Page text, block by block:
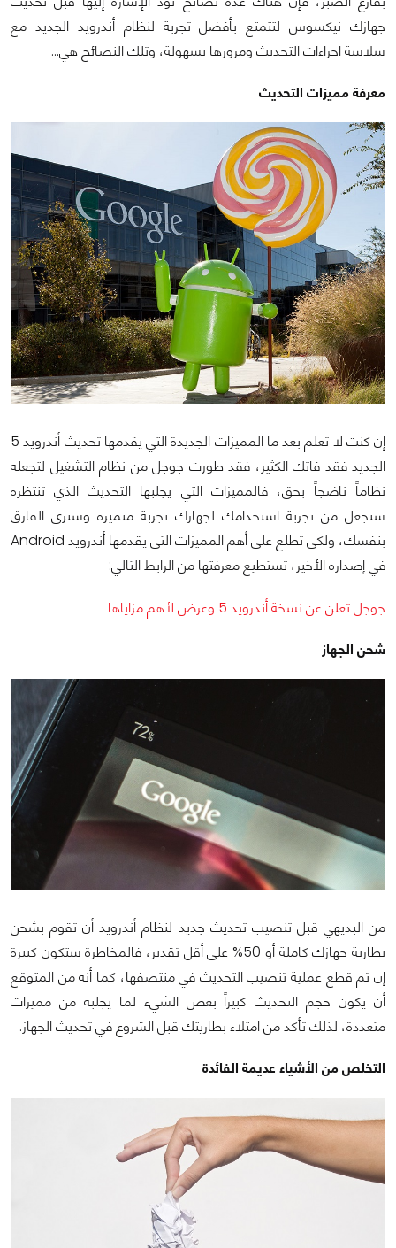
جهازك نيكسوس لتتمتع بأفضل تجربة لنظام أندرويد الجديد مع
سلاسة اجراءات التحديث ومرورها بسهولة، وتلك النصائح هي...
معرفة مميزات التحديث
إن كنت لا تعلم بعد ما المميزات الجديدة التي يقدمها تحديث أندرويد 5
الجديد فقد فاتك الكثير، فقد طورت جوجل من نظام التشغيل لتجعله
نظاماً ناضجاً بحق، فالمميزات التي يجلبها التحديث الذي تنتظره
ستجعل من تجربة استخدامك لجهازك تجربة متميزة وسترى الفارق
بنفسك، ولكي تطلع على أهم المميزات التي يقدمها أندرويد Android
في إصداره الأخير، تستطيع معرفتها من الرابط التالي:
جوجل تعلن عن نسخة أندرويد 5 وعرض لأهم مزاياها
شحن الجهاز
من البديهي قبل تنصيب تحديث جديد لنظام أندرويد أن تقوم بشحن
بطارية جهازك كاملة أو 50% على أقل تقدير، فالمخاطرة ستكون كبيرة
إن تم قطع عملية تنصيب التحديث في منتصفها، كما أنه من المتوقع
أن يكون حجم التحديث كبيراً بعض الشيء لما يجلبه من مميزات
متعددة، لذلك تأكد من امتلاء بطاريتك قبل الشروع في تحديث الجهاز.
التخلص من الأشياء عديمة الفائدة